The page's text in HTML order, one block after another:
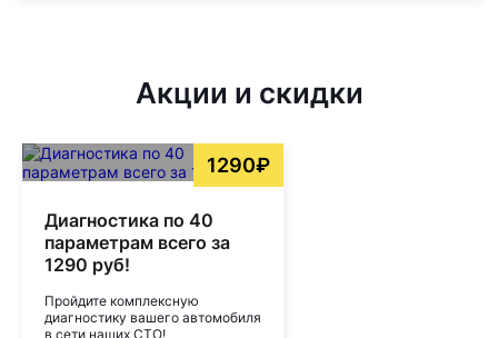
Акции и скидки
1290₽
Диагностика по 40
параметрам всего за
1290 руб!
Пройдите комплексную
диагностику вашего автомобиля
в сети наших СТО!